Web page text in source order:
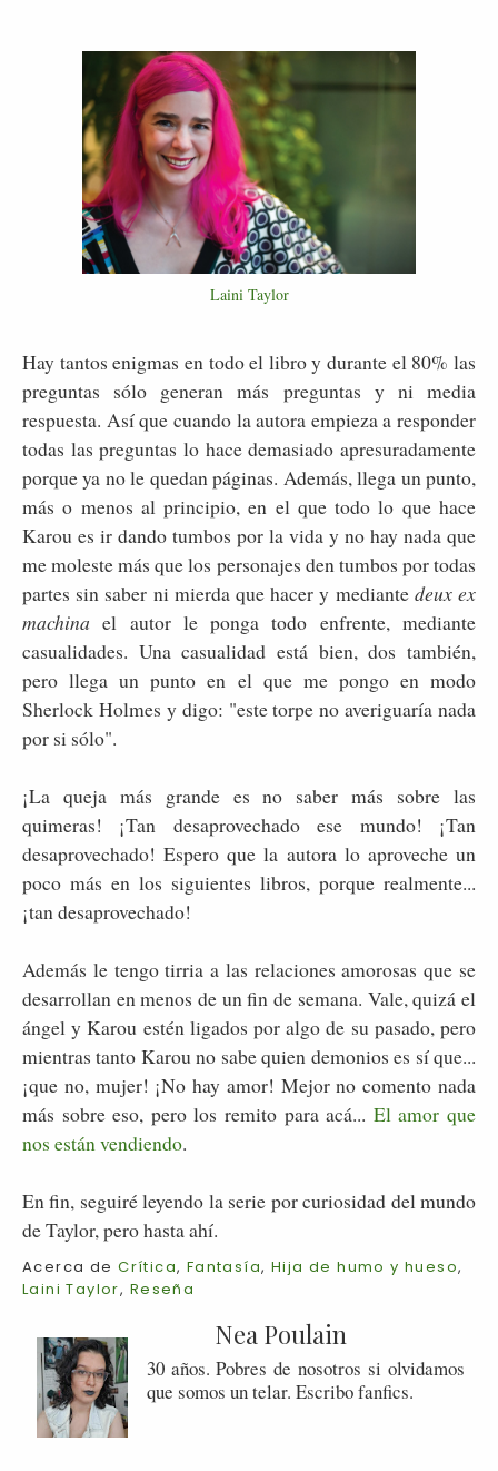
Laini Taylor
Hay tantos enigmas en todo el libro y durante el 80% las
preguntas sólo generan más preguntas y ni media
respuesta. Así que cuando la autora empieza a responder
todas las preguntas lo hace demasiado apresuradamente
porque ya no le quedan páginas. Además, llega un punto,
más o menos al principio, en el que todo lo que hace
Karou es ir dando tumbos por la vida y no hay nada que
me moleste más que los personajes den tumbos por todas
partes sin saber ni mierda que hacer y mediante deux ex
machina el autor le ponga todo enfrente, mediante
casualidades. Una casualidad está bien, dos también,
pero llega un punto en el que me pongo en modo
Sherlock Holmes y digo: "este torpe no averiguaría nada
por si sólo".
¡La queja más grande es no saber más sobre las
quimeras! ¡Tan desaprovechado ese mundo! ¡Tan
desaprovechado! Espero que la autora lo aproveche un
poco más en los siguientes libros, porque realmente...
¡tan desaprovechado!
Además le tengo tirria a las relaciones amorosas que se
desarrollan en menos de un fin de semana. Vale, quizá el
ángel y Karou estén ligados por algo de su pasado, pero
mientras tanto Karou no sabe quien demonios es sí que...
¡que no, mujer! ¡No hay amor! Mejor no comento nada
más sobre eso, pero los remito para acá... El amor que
nos están vendiendo.
En fin, seguiré leyendo la serie por curiosidad del mundo
de Taylor, pero hasta ahí.
Acerca deCrítica, Fantasía, Hija de humo y hueso,
Laini Taylor, Reseña
Nea Poulain
30 años. Pobres de nosotros si olvidamos
que somos un telar. Escribo fanfics.